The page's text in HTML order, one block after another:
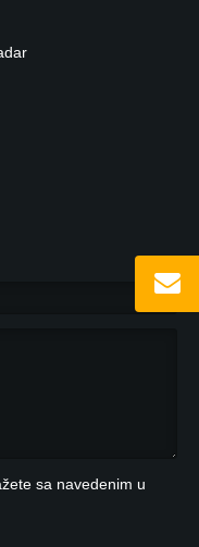
sa navedenim u